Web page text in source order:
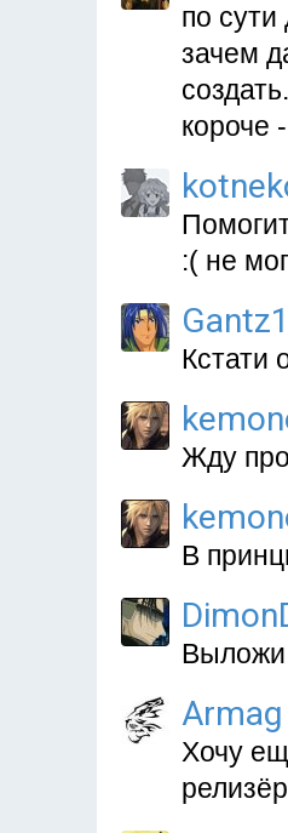
по
зачем
короче
:( не
Кстати
Жду
В
Armag
Хочу